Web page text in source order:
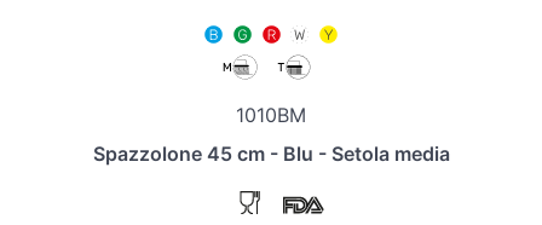
1010BM
Spazzolone 45 cm - Blu - Setola media